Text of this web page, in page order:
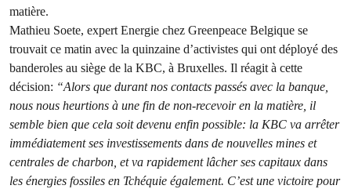
matière.
Mathieu Soete, expert Energie chez Greenpeace Belgique se
trouvait ce matin avec la quinzaine d’activistes qui ont déployé des
banderoles au siège de la KBC, à Bruxelles. Il réagit à cette
décision: “Alors que durant nos contacts passés avec la banque,
nous nous heurtions à une fin de non-recevoir en la matière, il
semble bien que cela soit devenu enfin possible: la KBC va arrêter
immédiatement ses investissements dans de nouvelles mines et
centrales de charbon, et va rapidement lâcher ses capitaux dans
les énergies fossiles en Tchéquie également. C’est une victoire pour